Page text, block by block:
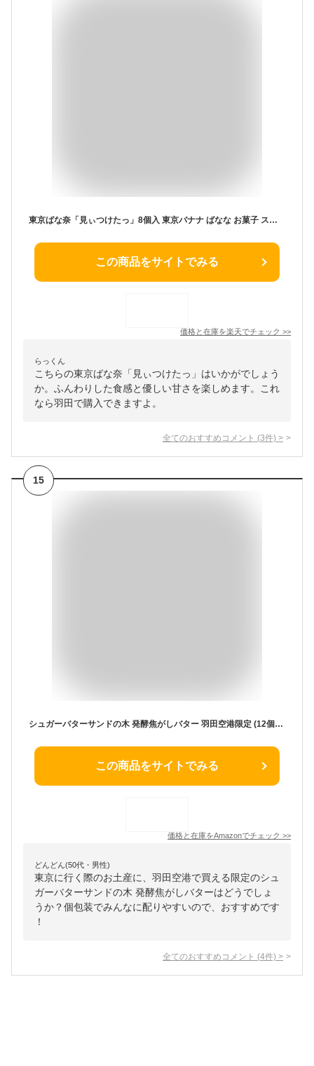
東京ばな奈「見ぃつけたっ」8個入 東京バナナ ばなな お菓子 スイーツ 洋菓子 ワッフル ケーキ ギフト プレゼント 御中元 お歳暮 御歳暮 夏ギフト 洋菓子 ケーキ 東京お土産 お土産 贈り物 お返し スイーツ お菓子 プチギフト
この商品をサイトでみる
価格と在庫を楽天でチェック >>
らっくん
こちらの東京ばな奈「見ぃつけたっ」はいかがでしょう
か。ふんわりした食感と優しい甘さを楽しめます。これ
なら羽田で購入できますよ。
全てのおすすめコメント (3件) >
15
シュガーバターサンドの木 発酵焦がしバター 羽田空港限定 (12個入) 母の日 父の日 ギフト
この商品をサイトでみる
価格と在庫をAmazonでチェック >>
どんどん(50代・男性)
東京に行く際のお土産に、羽田空港で買える限定のシュ
ガーバターサンドの木 発酵焦がしバターはどうでしょ
うか？個包装でみんなに配りやすいので、おすすめです
！
全てのおすすめコメント (4件) >